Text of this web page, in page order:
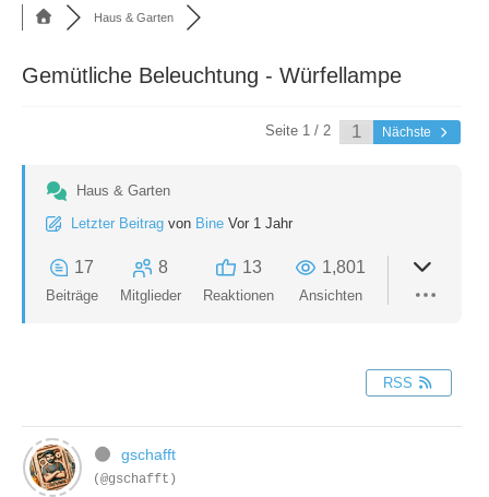
Haus & Garten
Gemütliche Beleuchtung - Würfellampe
Seite 1 / 2 Nächste
Haus & Garten
Letzter Beitrag von Bine Vor 1 Jahr
17
Beiträge
8
Mitglieder
13
Reaktionen
1,801
Ansichten
RSS
gschafft
(@gschafft)